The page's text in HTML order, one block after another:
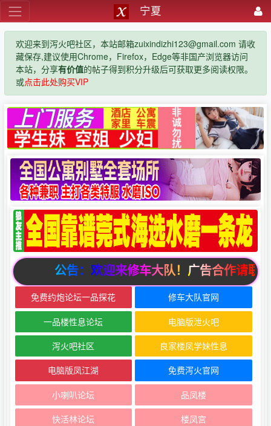
宁夏
欢迎来到泻火吧社区，本站邮箱zuixindizhi123@gmail.com 请收
藏保存,建议使用Chrome，Firefox，Edge等非国产浏览器访问
本站，分享有价值的帖子得到积分升级后可获取更多阅读权限。
或点击此处购买VIP
公告：欢迎来修车大队！广告合作请
免费约炮论坛一品探花 修车大队官网
一品楼性息论坛 电脑版泄火吧
泻火吧社区 良家楼凤学妹性息
电脑版凤江湖 免费泻火官网
小喇叭论坛 品凤楼
快活林论坛 楼凤宫